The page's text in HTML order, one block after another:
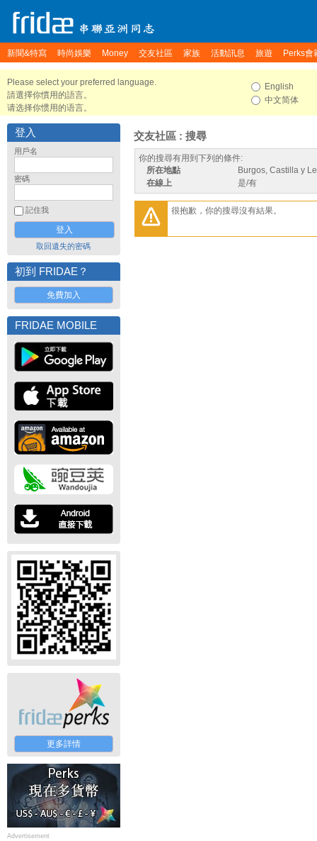
新聞&特寫 時尚娛樂 Money 交友社區 家族 活動訊息 旅遊 Perks會
Please select your preferred language.
請選擇你慣用的語言。
请选择你惯用的语言。
English
中文简体
登入
用戶名
密碼
記住我
取回遺失的密碼
初到 FRIDAE？
免費加入
FRIDAE MOBILE
更多詳情
Advertisement
交友社區 : 搜尋
你的搜尋有用到下列的條件:
所在地點
Burgos, Castilla y
在線上
是/有
很抱歉，你的搜尋沒有結果。